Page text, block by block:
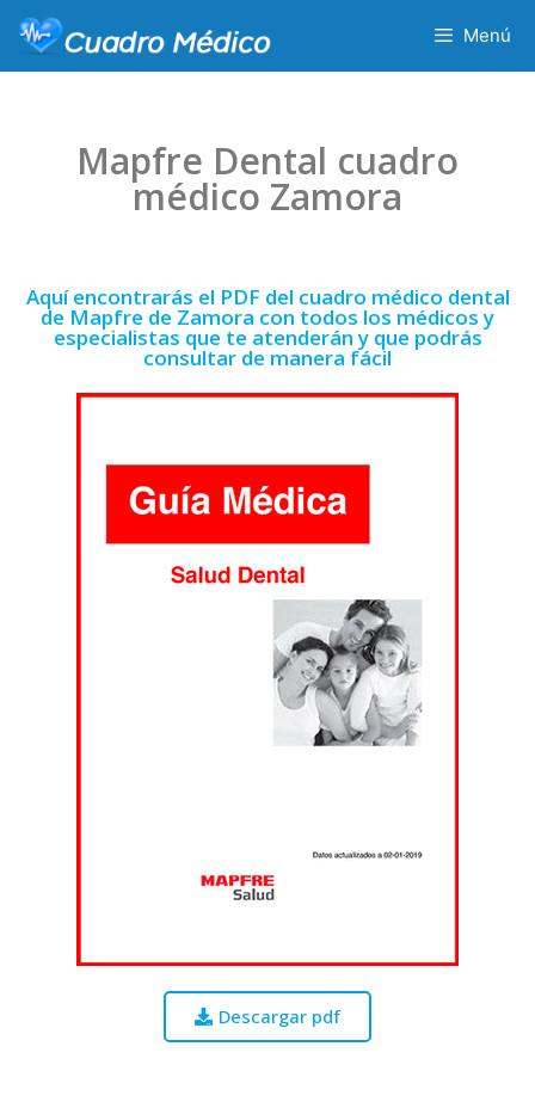
Menú
Mapfre Dental cuadro
médico Zamora
Aquí encontrarás el PDF del cuadro médico dental
de Mapfre de Zamora con todos los médicos y
especialistas que te atenderán y que podrás
consultar de manera fácil
Descargar pdf